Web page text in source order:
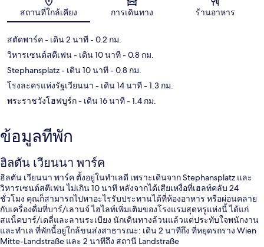
แผนที่
สถานที่ใกล้เคียง การเดินทาง ร้านอาหาร
สตัดพาร์ค- เดิน 2 นาที- 0.2 กม.
วิหารเซนต์สตีเฟน- เดิน 10 นาที- 0.8 กม.
Stephansplatz- เดิน 10 นาที- 0.8 กม.
โรงละครแห่งรัฐเวียนนา - เดิน 14 นาที- 1.3 กม.
พระราชวังโฮฟบูร์ก- เดิน 16 นาที- 1.4 กม.
ข้อมูลที่พัก
ฮิลตัน เวียนนา พาร์ค
ฮิลตัน เวียนนา พาร์ค ตั้งอยู่ในทำเลดี เพราะเดินจาก Stephansplatz และ
วิหารเซนต์สตีเฟน ไม่เกิน 10 นาที หลังจากได้เสียเหงื่อที่เฮลท์คลับ 24
ชั่วโมง คุณก็สามารถไปหาอะไรรับประทานได้ที่ห้องอาหาร หรือผ่อนคลาย
กับเครื่องดื่มที่บาร์/เลานจ์ ไฮไลท์เพิ่มเติมของโรงแรมสุดหรูแห่งนี้ ได้แก่
สแน็คบาร์/เดลี่และลานระเบียง นักเดินทางล้วนแล้วแต่ประทับใจพนักงาน
และทำเล ที่พักนี้อยู่ใกล้ขนส่งสาธารณะ: เดิน 2 นาทีถึง ที่หยุดรถราง Wien
Mitte-Landstraße และ 2 นาทีถึง สถานี Landstraße